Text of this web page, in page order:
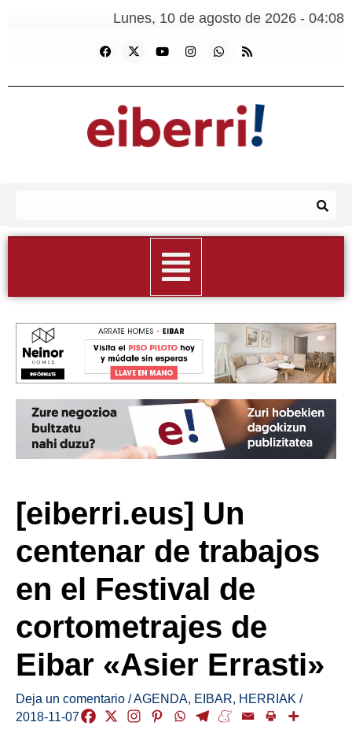
Lunes, 10 de agosto de 2026 - 04:08
[eiberri.eus] Un
centenar de trabajos
en el Festival de
cortometrajes de
Eibar «Asier Errasti»
Deja un comentario /AGENDA, EIBAR, HERRIAK /
2018-11-07